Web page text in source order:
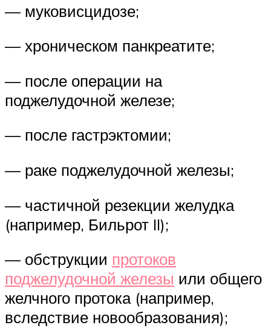
— муковисцидозе;
— хроническом панкреатите;
— после операции на
поджелудочной железе;
— после гастрэктомии;
— раке поджелудочной железы;
— частичной резекции желудка
(например, Бильрот II);
— обструкции протоков
поджелудочной железы или общего
желчного протока (например,
вследствие новообразования);